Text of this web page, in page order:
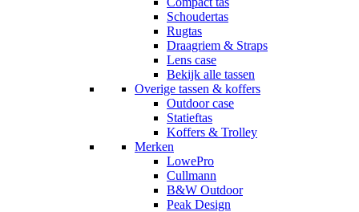
Schoudertas
Rugtas
Draagriem & Straps
Lens case
Bekijk alle tassen
Overige tassen & koffers
Outdoor case
Statieftas
Koffers & Trolley
Merken
LowePro
Cullmann
B&W Outdoor
Peak Design